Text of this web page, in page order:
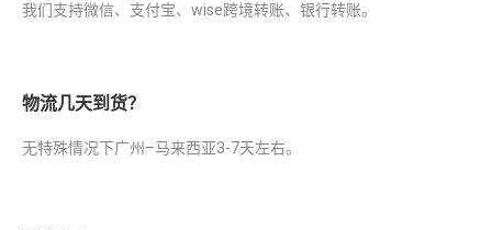
我们支持微信、支付宝、wise跨境转账、银行转账。
物流几天到货？
无特殊情况下广州–马来西亚3-7天左右。